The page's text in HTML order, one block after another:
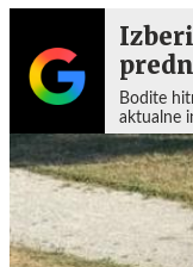
Bodite
aktualne